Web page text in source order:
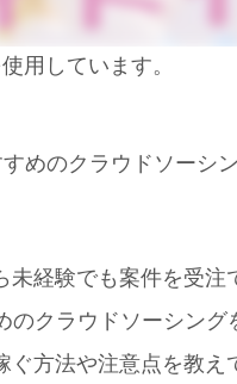
用しています。
めのクラウドソーシ
未経験でも案件を受注
のクラウドソーシング
ぐ方法や注意点を教え